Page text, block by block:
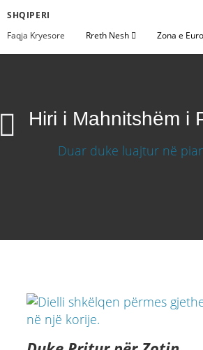
SHQIPERI
Faqja Kryesore
Rreth Nesh Zona e
Hiri i Mahnitshëm i